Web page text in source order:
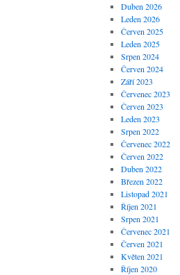
Duben 2026
Leden 2026
Červen 2025
Leden 2025
Srpen 2024
Červen 2024
Září 2023
Červenec 2023
Červen 2023
Leden 2023
Srpen 2022
Červenec 2022
Červen 2022
Duben 2022
Březen 2022
Listopad 2021
Říjen 2021
Srpen 2021
Červenec 2021
Červen 2021
Květen 2021
Říjen 2020